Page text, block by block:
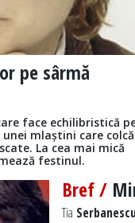
pe sârmă
face echilibristică
mlaștini care
La cea mai mică
festinul.
Bref /
Tia